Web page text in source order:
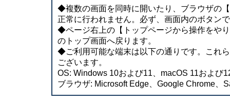
◆複数の画面を同時に開いたり、ブラウザの
正常に行われません。必ず、画面内のボタン
◆ページ右上の【トップページから操作をや
のトップ画面へ戻ります。
◆ご利用可能な端末は以下の通りです。これ
ございます。
OS: Windows 10および11、macOS 11および
ブラウザ: Microsoft Edge、Google Chrome、